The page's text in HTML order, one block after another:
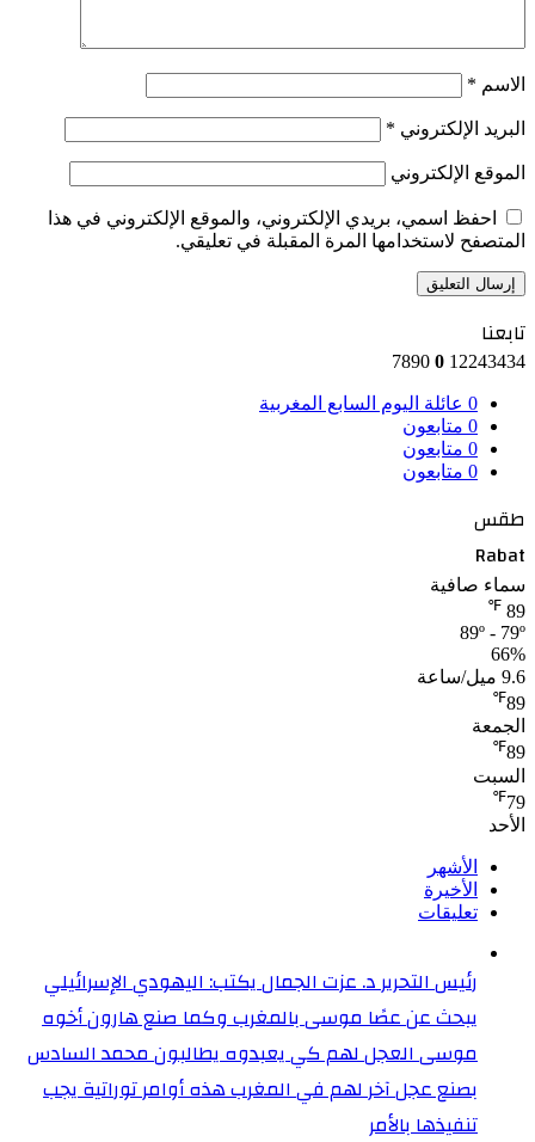
الاسم *
البريد الإلكتروني *
الموقع الإلكتروني
احفظ اسمي، بريدي الإلكتروني، والموقع الإلكتروني في هذا
المتصفح لاستخدامها المرة المقبلة في تعليقي.
تابعنا
12243434
0
0 عائلة اليوم السابع المغربية
0 متابعون
0 متابعون
0 متابعون
طقس
Rabat
سماء صافية
89
℉
89º - 79º
66%
9.6 ميل/ساعة
89
℉
الجمعة
89
℉
السبت
79
℉
الأحد
الأشهر
الأخيرة
تعليقات
رئيس التحرير د. عزت الجمال يكتب: اليهودي الإسرائيلي
يبحث عن عصًا موسى بالمغرب وكما صنع هارون أخوه
موسى العجل لهم كي يعبدوه يطالبون محمد السادس
بصنع عجل آخر لهم في المغرب هذه أوامر توراتية يجب
تنفيذها بالأمر